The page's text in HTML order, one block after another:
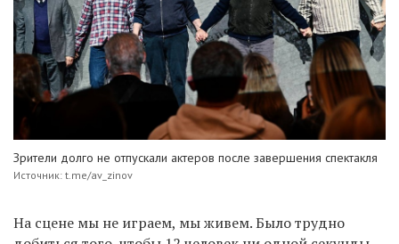
Зрители долго не отпускали актеров после завершения спектакля
Источник: t.me/av_zinov
На сцене мы не играем, мы живем. Было трудно